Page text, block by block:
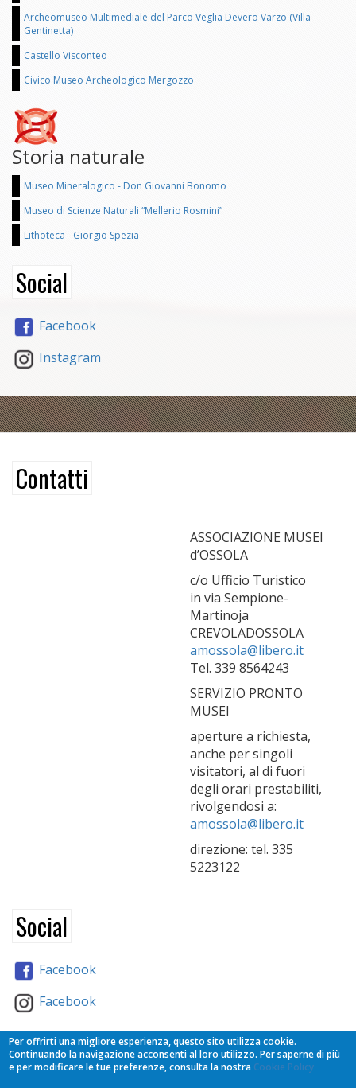
Archeomuseo Multimediale del Parco Veglia Devero Varzo (Villa
Gentinetta)
Castello Visconteo
Civico Museo Archeologico Mergozzo
Storia naturale
Museo Mineralogico - Don Giovanni Bonomo
Museo di Scienze Naturali “Mellerio Rosmini”
Lithoteca - Giorgio Spezia
Social
Facebook
Instagram
Contatti
ASSOCIAZIONE MUSEI
d’OSSOLA
c/o Ufficio Turistico
in via Sempione-
Martinoja
CREVOLADOSSOLA
amossola@libero.it
Tel. 339 8564243
SERVIZIO PRONTO
MUSEI
aperture a richiesta,
anche per singoli
visitatori, al di fuori
degli orari prestabiliti,
rivolgendosi a:
amossola@libero.it
direzione: tel. 335
5223122
Social
Facebook
Facebook
Partners
Per offrirti una migliore esperienza, questo sito utilizza cookie.
Continuando la navigazione acconsenti al loro utilizzo. Per saperne di più
e per modificare le tue preferenze, consulta la nostra Cookie Policy